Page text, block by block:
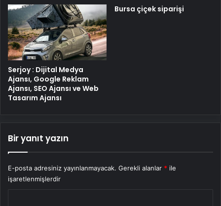
Serjoy : Dijital Medya
Ajansı, Google Reklam
Ajansı, SEO Ajansı ve Web
Tasarım Ajansı
Bursa çiçek siparişi
Bir yanıt yazın
E-posta adresiniz yayınlanmayacak. Gerekli alanlar * ile
işaretlenmişlerdir